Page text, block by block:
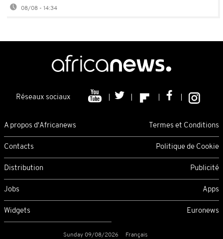
08/08 - 14:34
Réseaux sociaux
A propos d'Africanews Termes et Conditions
Contacts Politique de Cookie
Distribution Publicité
Jobs Apps
Widgets Euronews
Sunday 09/08/2026